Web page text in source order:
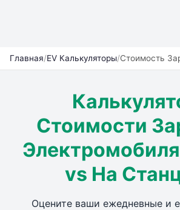
Главная/EV Калькуляторы/Стоимость
Стоимости
vs На
Оцените ваши ежедневные и